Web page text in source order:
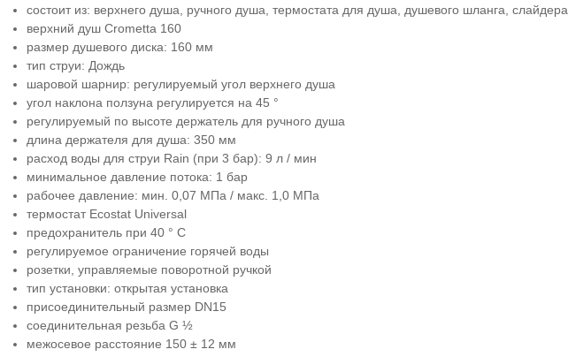
состоит из: верхнего душа, ручного душа, термостата для душа, душевого шланга, слайдера
верхний душ Crometta 160
размер душевого диска: 160 мм
тип струи: Дождь
шаровой шарнир: регулируемый угол верхнего душа
угол наклона ползуна регулируется на 45 °
регулируемый по высоте держатель для ручного душа
длина держателя для душа: 350 мм
расход воды для струи Rain (при 3 бар): 9 л / мин
минимальное давление потока: 1 бар
рабочее давление: мин. 0,07 МПа / макс. 1,0 МПа
термостат Ecostat Universal
предохранитель при 40 ° C
регулируемое ограничение горячей воды
розетки, управляемые поворотной ручкой
тип установки: открытая установка
присоединительный размер DN15
соединительная резьба G ½
межосевое расстояние 150 ± 12 мм